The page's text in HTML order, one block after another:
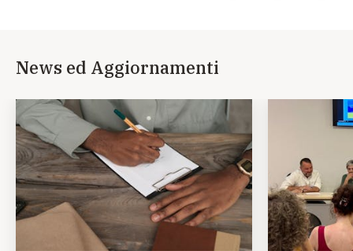
News ed Aggiornamenti